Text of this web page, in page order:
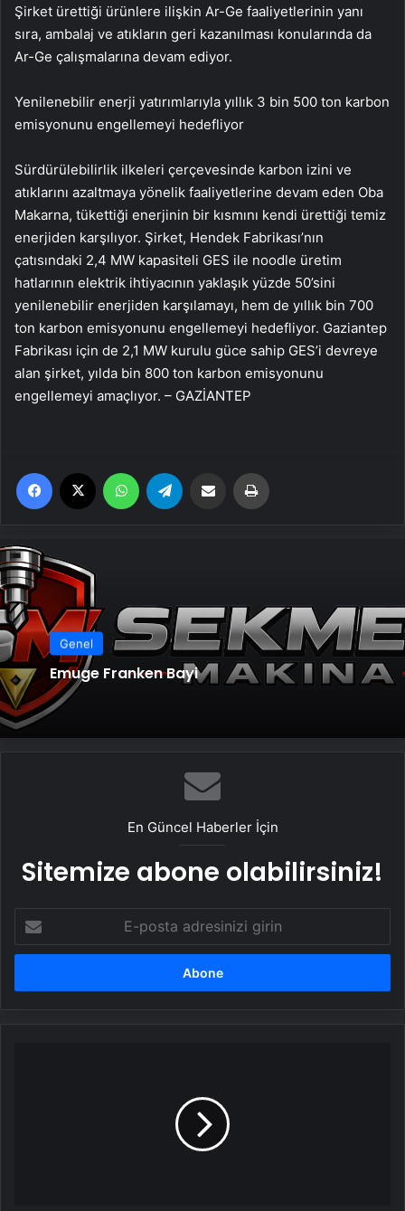
Şirket ürettiği ürünlere ilişkin Ar-Ge faaliyetlerinin yanı
sıra, ambalaj ve atıkların geri kazanılması konularında da
Ar-Ge çalışmalarına devam ediyor.
Yenilenebilir enerji yatırımlarıyla yıllık 3 bin 500 ton karbon
emisyonunu engellemeyi hedefliyor
Sürdürülebilirlik ilkeleri çerçevesinde karbon izini ve
atıklarını azaltmaya yönelik faaliyetlerine devam eden Oba
Makarna, tükettiği enerjinin bir kısmını kendi ürettiği temiz
enerjiden karşılıyor. Şirket, Hendek Fabrikası’nın
çatısındaki 2,4 MW kapasiteli GES ile noodle üretim
hatlarının elektrik ihtiyacının yaklaşık yüzde 50’sini
yenilenebilir enerjiden karşılamayı, hem de yıllık bin 700
ton karbon emisyonunu engellemeyi hedefliyor. Gaziantep
Fabrikası için de 2,1 MW kurulu güce sahip GES’i devreye
alan şirket, yılda bin 800 ton karbon emisyonunu
engellemeyi amaçlıyor. – GAZİANTEP
Facebook WhatsApp Email'den paylaş
Genel
Emuge Franken Bayi
En Güncel Haberler İçin
Sitemize abone olabilirsiniz!
posta
adresinizi